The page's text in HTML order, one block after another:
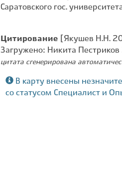
Саратовского гос.
Цитирование [Якушев Н.Н.
Загружено: Никита
цитата сгенерирована
В карту внесены
со статусом Специалист и